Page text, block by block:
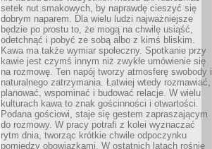
setek nut smakowych, by naprawdę cieszyć się
dobrym naparem. Dla wielu ludzi najważniejsze
będzie po prostu to, że mogą na chwilę usiąść,
odetchnąć i pobyć ze sobą albo z kimś bliskim.
Kawa ma także wymiar społeczny. Spotkanie przy
kawie jest czymś innym niż zwykłe umówienie się
na rozmowę. Ten napój tworzy atmosferę swobody i
naturalnego zatrzymania. Łatwiej wtedy rozmawiać,
planować, wspominać i budować relacje. W wielu
kulturach kawa to znak gościnności i otwartości.
Podana gościowi, staje się gestem zapraszającym
do rozmowy. W pracy potrafi z kolei wyznaczać
rytm dnia, tworząc krótkie chwile odpoczynku
pomiędzy obowiązkami. W ostatnich latach rośnie